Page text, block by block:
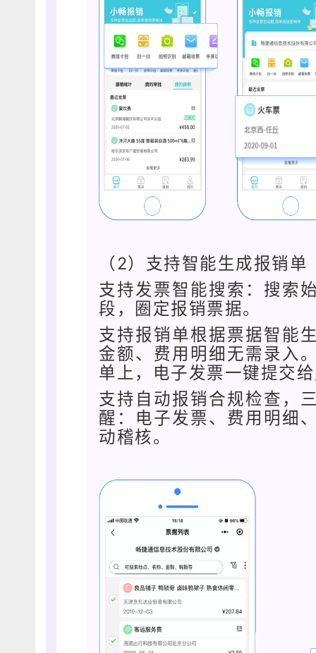
（2）支持智能生成报销单
支持发票智能搜索：搜索
段，圈定报销票据。
支持报销单根据票据智能
金额、费用明细无需录入
单上，电子发票一键提交
支持自动报销合规检查，
醒：电子发票、费用明细
动稽核。